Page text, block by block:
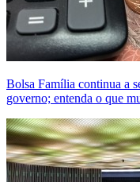
Bolsa Família continua a
governo; entenda o que